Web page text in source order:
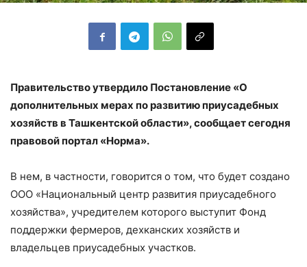
Правительство утвердило Постановление «О
дополнительных мерах по развитию приусадебных
хозяйств в Ташкентской области», сообщает сегодня
правовой портал «Норма».
В нем, в частности, говорится о том, что будет создано
ООО «Национальный центр развития приусадебного
хозяйства», учредителем которого выступит Фонд
поддержки фермеров, дехканских хозяйств и
владельцев приусадебных участков.